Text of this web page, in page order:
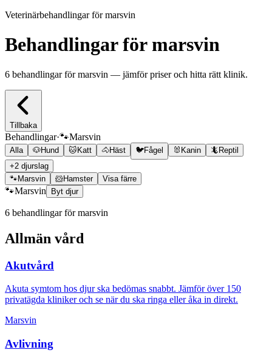
Veterinärbehandlingar för marsvin
Behandlingar för marsvin
6 behandlingar för marsvin — jämför priser och hitta rätt klinik.
Tillbaka
Behandlingar·🐾Marsvin
Alla 🐶Hund 🐱 Katt 🐴Häst 🐦Fågel 🐰 Kanin 🦎 Reptil
+2 djurslag
🐾Marsvin 🐹Hamster Visa färre
🐾Marsvin Byt djur
6 behandlingarför marsvin
Allmän vård
Akutvård
Akuta symtom hos djur ska bedömas snabbt. Jämför över 150
privatägda kliniker och se när du ska ringa eller åka in direkt.
Marsvin
Avlivning